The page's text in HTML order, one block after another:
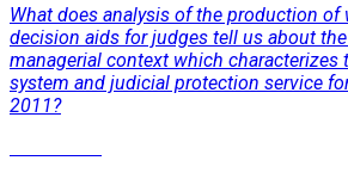
What does analysis of the production of
decision aids for judges tell us about
managerial context which characterizes
system and judicial protection service
2011?